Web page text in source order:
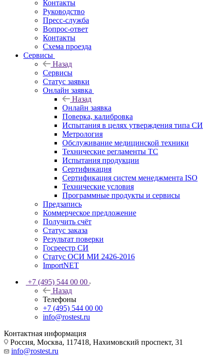
Контакты
Руководство
Пресс-служба
Вопрос-ответ
Контакты
Схема проезда
Сервисы
Назад
Сервисы
Статус заявки
Онлайн заявка
Назад
Онлайн заявка
Поверка, калибровка
Испытания в целях утверждения типа СИ
Метрология
Обслуживание медицинской техники
Технические регламенты ТС
Испытания продукции
Сертификация
Сертификация систем менеджмента ISO
Технические условия
Программные продукты и сервисы
Предзапись
Коммерческое предложение
Получить счёт
Статус заказа
Результат поверки
Госреестр СИ
Статус ОСИ МИ 2426-2016
ImportNET
+7 (495) 544 00 00
Назад
Телефоны
+7 (495) 544 00 00
info@rostest.ru
Контактная информация
Россия, Москва, 117418, Нахимовский проспект, 31
info@rostest.ru